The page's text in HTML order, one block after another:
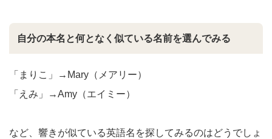
自分の本名と何となく似ている名前を選んでみる
「まりこ」→Mary（メアリー）
「えみ」→Amy（エイミー）
など、響きが似ている英語名を探してみるのはどうでしょ